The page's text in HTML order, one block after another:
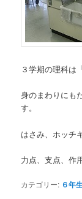
３学期の理科は
身のまわりにも
す。
はさみ、ホッチ
力点、支点、作
カテゴリー: ６年